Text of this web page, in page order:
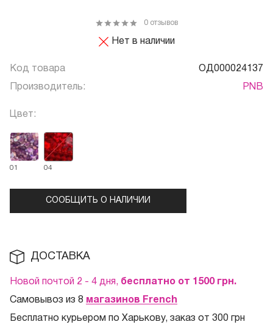
Нет в наличии
0 отзывов
Код товара ОД000024137
Производитель: PNB
Цвет:
01 04
СООБЩИТЬ О НАЛИЧИИ
ДОСТАВКА
Новой почтой 2 - 4 дня, бесплатно от 1500 грн.
Самовывоз из 8 магазинов French
Бесплатно курьером по Харькову, заказ от 300 грн